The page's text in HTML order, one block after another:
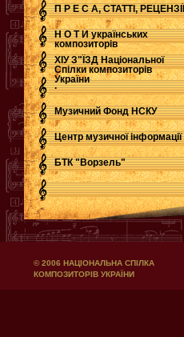
П Р Е С А, СТАТТІ, РЕЦЕНЗІЇ
Н О Т И українських
композиторів
ХІУ З"ЇЗД Національної
Спілки композиторів
України
.
Музичний Фонд НСКУ
Центр музичної інформації
БТК "Ворзель"
© 2006 НАЦІОНАЛЬНА СПІЛКА
КОМПОЗИТОРІВ УКРАЇНИ